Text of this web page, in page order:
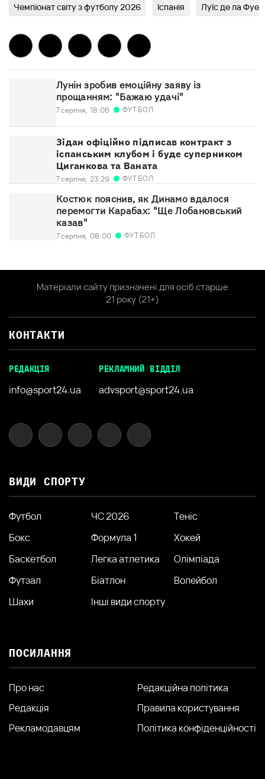
Чемпіонат світу з футболу 2026 Іспанія Луїс де ла
Лунін зробив емоційну заяву із
прощанням: "Бажаю удачі"
7 серпня, 18:06 ФУТБОЛ
Зідан офіційно підписав контракт з
іспанським клубом і буде суперником
Циганкова та Ваната
7 серпня, 23:29 ФУТБОЛ
Костюк пояснив, як Динамо вдалося
перемогти Карабах: "Ще Лобановський
казав"
7 серпня, 08:00 ФУТБОЛ
Матеріали сайту призначені для осіб старше
21 року (21+)
КОНТАКТИ
РЕДАКЦІЯ
info@sport24.ua
РЕКЛАМНИЙ ВІДДІЛ
advsport@sport24.ua
ВИДИ СПОРТУ
Футбол ЧС 2026
Теніс
Бокс
Формула 1
Хокей
Баскетбол
Легка атлетика
Олімпіада
Футзал
Біатлон
Волейбол
Шахи
Інші види спорту
ПОСИЛАННЯ
Про нас
Редакція
Рекламодавцям
Редакційна політика
Правила користування
Політика конфіденційності